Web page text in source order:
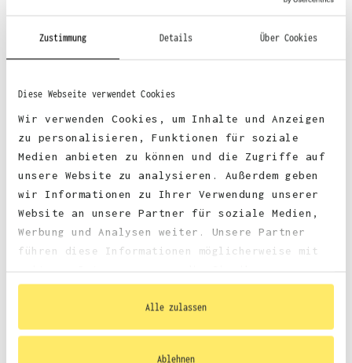
Zustimmung Details Über Cookies
Diese Webseite verwendet Cookies
Wir verwenden Cookies, um Inhalte und Anzeigen
zu personalisieren, Funktionen für soziale
Medien anbieten zu können und die Zugriffe auf
unsere Website zu analysieren. Außerdem geben
wir Informationen zu Ihrer Verwendung unserer
Website an unsere Partner für soziale Medien,
Werbung und Analysen weiter. Unsere Partner
führen diese Informationen möglicherweise mit
bereitgestellt haben oder die sie im Rahmen
Ihrer Nutzung der Dienste gesammelt haben.
Alle zulassen
Ablehnen